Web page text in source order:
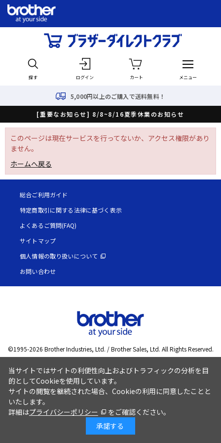
探す ログイン カート メニュー
5,000円以上のご購入で送料無料！
[重要なお知らせ] 8/8~8/16夏季休業のお知らせ
このページは現在サービスを行ってないか、アクセス権限があり
ません。
ホームへ戻る
総合ご利用ガイド
特定商取引に関する法律に基づく表示
よくあるご質問(FAQ)
サイトマップ
個人情報の取り扱いについて
お問い合わせ
©1995-2026 Brother Industries, Ltd. / Brother Sales, Ltd. All Rights Reserved.
当サイトではサイトの利便性向上およびトラフィックの分析を目
的としてCookieを使用しています。
サイトの閲覧を継続された場合、Cookieの利用に同意したことと
いたします。
詳細はプライバシーポリシー
をご確認ください。
承諾する